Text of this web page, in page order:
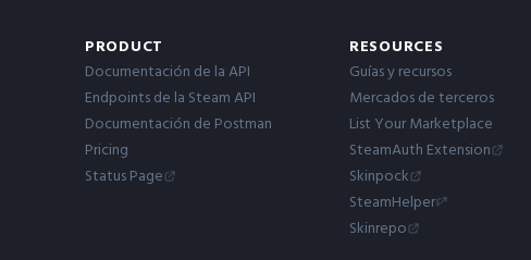
PRODUCT
Documentación de la API
Endpoints de la Steam API
Documentación de Postman
Pricing
Status Page
RESOURCES
Guías y recursos
Mercados de terceros
List Your Marketplace
SteamAuth Extension
Skinpock
SteamHelper
Skinrepo